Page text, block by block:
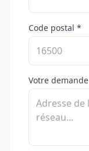
Code postal *
Votre demande